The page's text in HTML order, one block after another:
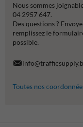
Nous sommes
04 2957 647.
Des questions ?
remplissez le
possible.
Toutes nos